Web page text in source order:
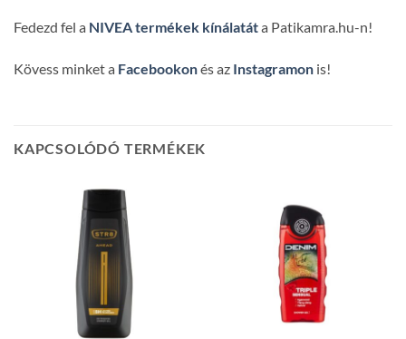
Fedezd fel a NIVEA termékek kínálatáta Patikamra.hu-n!
Kövess minket a Facebookonés az Instagramon is!
KAPCSOLÓDÓ TERMÉKEK